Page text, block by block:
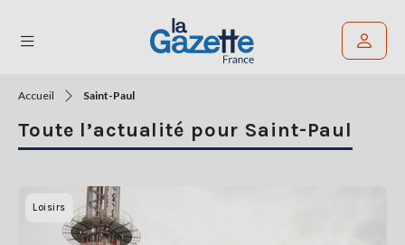
THÉMATIQUES
FORMATS
Accueil Saint-Paul
Toute l’actualité pour Saint-Paul
Loisirs